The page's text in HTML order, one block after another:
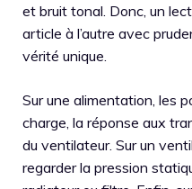
et bruit tonal. Donc, un
article à l’autre avec
vérité unique.
Sur une alimentation, les
charge, la réponse aux
du ventilateur. Sur un
regarder la pression